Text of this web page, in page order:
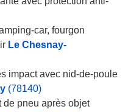
car, fourgon
Le Chesnay-
impact avec nid-de-poule
(78140)
de pneu après objet